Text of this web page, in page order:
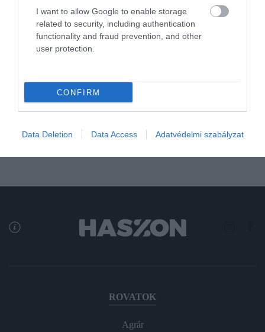
I want to allow Google to enable storage
related to security, including authentication
functionality and fraud prevention, and other
user protection.
CONFIRM
Data Deletion Data Access Adatvédelmi szabályzat
A világ legújabb csodája? Itt épülhet fel Európa
szuperokos látványossága
A hollandiai Rotterdam eddig sem a visszafogott építészetéről volt
látványosságai közül is kitűnhet. A Maas folyó partjára egy 30
ROVATOK
Agrár